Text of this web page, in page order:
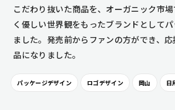
こだわり抜いた商品を、オーガニック市
く優しい世界観をもったブランドとして
ました。発売前からファンの方ができ、
品になりました。
パッケージデザイン ロゴデザイン 岡山 日